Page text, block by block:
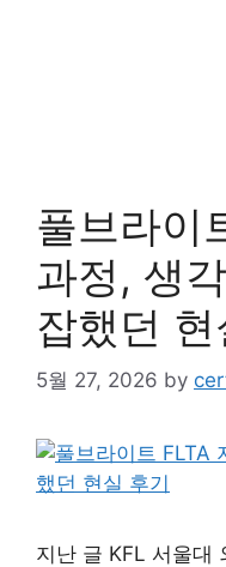
풀브라이
과정, 생
잡했던 현
5월 27, 2026 by
지난 글 KFL 서울대